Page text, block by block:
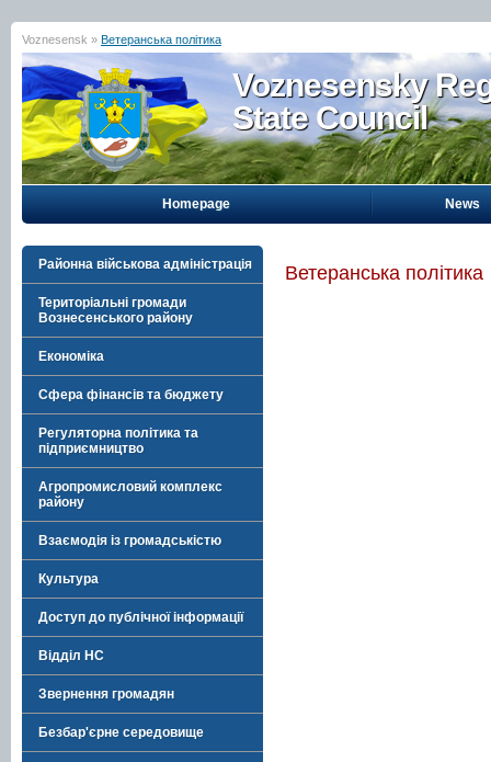
Voznesensk » Ветеранська політика
Voznesensky
State Council
Homepage News
Районна військова адміністрація
Територіальні громади
Вознесенського району
Економіка
Сфера фінансів та бюджету
Регуляторна політика та
підприємництво
Агропромисловий комплекс
району
Взаємодія із громадськістю
Культура
Доступ до публічної інформації
Відділ НС
Звернення громадян
Безбар'єрне середовище
Ветеранська політика